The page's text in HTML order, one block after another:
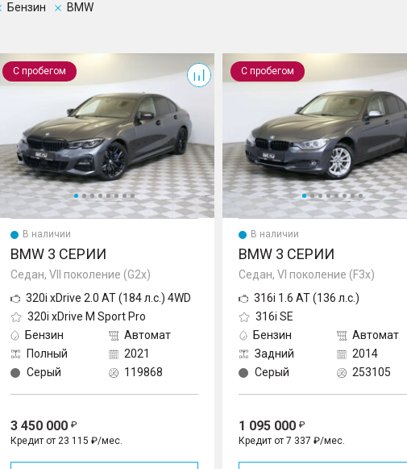
Бензин BMW
С пробегом
3 серии
В наличии
BMW 3 СЕРИИ
Седан, VII поколение (G2x)
320i xDrive 2.0 AT (184 л.с.) 4WD
320i xDrive M Sport Pro
Бензин
Автомат
Полный
2021
Серый
119868
3 450 000
Кредит от 23 115 ₽/мес.
С пробегом
3 серии
В наличии
BMW 3 СЕРИИ
Седан, VI поколение (F3x)
316i 1.6 AT (136 л.с.)
316i SE
Бензин
Автомат
Задний
2014
Серый
253105
1 095 000
Кредит от 7 337 ₽/мес.